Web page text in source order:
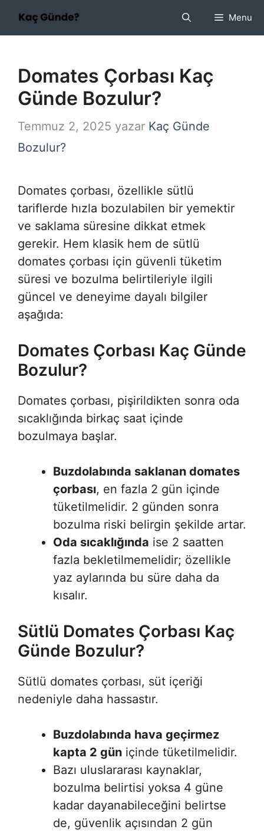
Menu
Domates Çorbası Kaç
Günde Bozulur?
Temmuz 2, 2025 yazar Kaç Günde
Bozulur?
Domates çorbası, özellikle sütlü
tariflerde hızla bozulabilen bir yemektir
ve saklama süresine dikkat etmek
gerekir. Hem klasik hem de sütlü
domates çorbası için güvenli tüketim
süresi ve bozulma belirtileriyle ilgili
güncel ve deneyime dayalı bilgiler
aşağıda:
Domates Çorbası Kaç Günde
Bozulur?
Domates çorbası, pişirildikten sonra oda
sıcaklığında birkaç saat içinde
bozulmaya başlar.
Buzdolabında saklanan domates
çorbası, en fazla 2 gün içinde
tüketilmelidir. 2 günden sonra
bozulma riski belirgin şekilde artar.
Oda sıcaklığında ise 2 saatten
fazla bekletilmemelidir; özellikle
yaz aylarında bu süre daha da
kısalır.
Sütlü Domates Çorbası Kaç
Günde Bozulur?
Sütlü domates çorbası, süt içeriği
nedeniyle daha hassastır.
Buzdolabında hava geçirmez
kapta 2 gün içinde tüketilmelidir.
Bazı uluslararası kaynaklar,
bozulma belirtisi yoksa 4 güne
kadar dayanabileceğini belirtse
de, güvenlik açısından 2 gün